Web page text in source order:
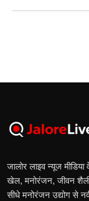
जालोर लाइव न्यूज मीडिया
खेल, मनोरंजन, जीवन शैली
सीधे मनोरंजन उद्योग से